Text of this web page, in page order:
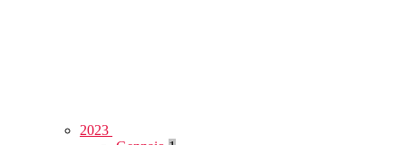
2023